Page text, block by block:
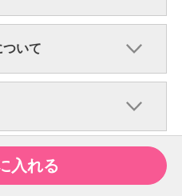
いて
しカラコン
入れる